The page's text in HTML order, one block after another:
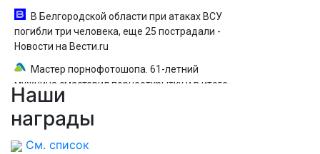
В Белгородской области при атаках ВСУ
погибли три человека, еще 25 пострадали -
Новости на Вести.ru
Мастер порнофотошопа. 61-летний
мужчина смастерил порнооткрытку и в итоге
пойдёт под суд
В Ленинградской области вездеход
Наши
награды
См. список